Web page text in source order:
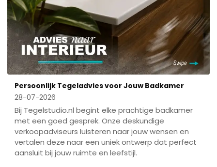
Persoonlijk Tegeladvies voor Jouw Badkamer
28-07-2026
Bij Tegelstudio.nl begint elke prachtige badkamer
met een goed gesprek. Onze deskundige
verkoopadviseurs luisteren naar jouw wensen en
vertalen deze naar een uniek ontwerp dat perfect
aansluit bij jouw ruimte en leefstijl.